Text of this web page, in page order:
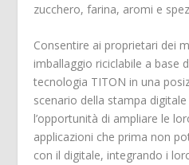
zucchero, farina, aromi e
Consentire ai proprietari dei
imballaggio riciclabile a base
tecnologia TITON in una
scenario della stampa
l’opportunità di ampliare le
applicazioni che prima non
con il digitale, integrando i